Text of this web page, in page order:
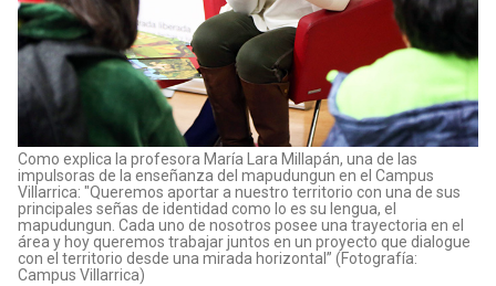
Como explica la profesora María Lara Millapán, una de las
impulsoras de la enseñanza del mapudungun en el Campus
Villarrica: "Queremos aportar a nuestro territorio con una de sus
principales señas de identidad como lo es su lengua, el
mapudungun. Cada uno de nosotros posee una trayectoria en el
área y hoy queremos trabajar juntos en un proyecto que dialogue
con el territorio desde una mirada horizontal” (Fotografía:
Campus Villarrica)